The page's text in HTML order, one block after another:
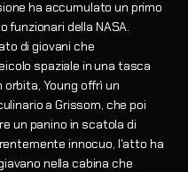
ha accumulato un primo
della NASA.
di giovani che
spaziale in una tasca
Young offrì un
a Grissom, che poi
un panino in scatola di
innocuo, l'atto ha
nella cabina che